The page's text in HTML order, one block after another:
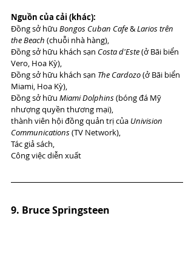
Nguồn của cải (khác):
Đồng sở hữu Bongos Cuban Cafe & Larios trên
the Beach (chuỗi nhà hàng),
Đồng sở hữu khách sạn Costa d'Este (ở Bãi biển
Vero, Hoa Kỳ),
Đồng sở hữu khách sạn The Cardozo (ở Bãi biển
Miami, Hoa Kỳ),
Đồng sở hữu Miami Dolphins (bóng đá Mỹ
nhượng quyền thương mại),
thành viên hội đồng quản trị của Univision
Communications (TV Network),
Tác giả sách,
Công việc diễn xuất
9. Bruce Springsteen